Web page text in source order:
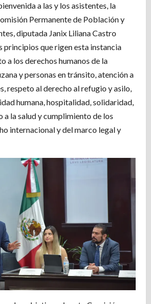
a las y los asistentes, la
Permanente de Población y
diputada Janix Liliana Castro
principios que rigen esta instancia
a los derechos humanos de la
y personas en tránsito, atención a
respeto al derecho al refugio y asilo,
humana, hospitalidad, solidaridad,
a la salud y cumplimiento de los
internacional y del marco legal y